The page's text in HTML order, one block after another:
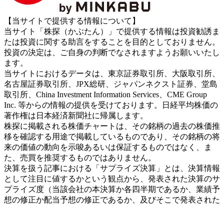
【当サイトで提供する情報について】
当サイト「株探（かぶたん）」で提供する情報は投資勧誘ま
たは投資に関する助言をすることを目的としておりません。
投資の決定は、ご自身の判断でなされますようお願いいたし
ます。
当サイトにおけるデータは、東京証券取引所、大阪取引所、
名古屋証券取引所、JPX総研、ジャパンネクスト証券、堂島
取引所、China Investment Information Services、CME Group
Inc. 等からの情報の提供を受けております。日経平均株価の
著作権は日本経済新聞社に帰属します。
株探に掲載される株価チャートは、その銘柄の過去の株価推
移を確認する用途で掲載しているものであり、その銘柄の将
来の価値の動向を示唆あるいは保証するものではなく、ま
た、売買を推奨するものではありません。
決算を扱う記事における「サプライズ決算」とは、決算情報
として注目に値するかという観点から、発表された決算のサ
プライズ度（当該会社の本決算か各四半期であるか、業績予
想の修正か配当予想の修正であるか、及びそこで発表された